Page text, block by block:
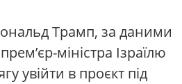
Трамп, за даними
міністра Ізраїлю
увійти в проєкт під